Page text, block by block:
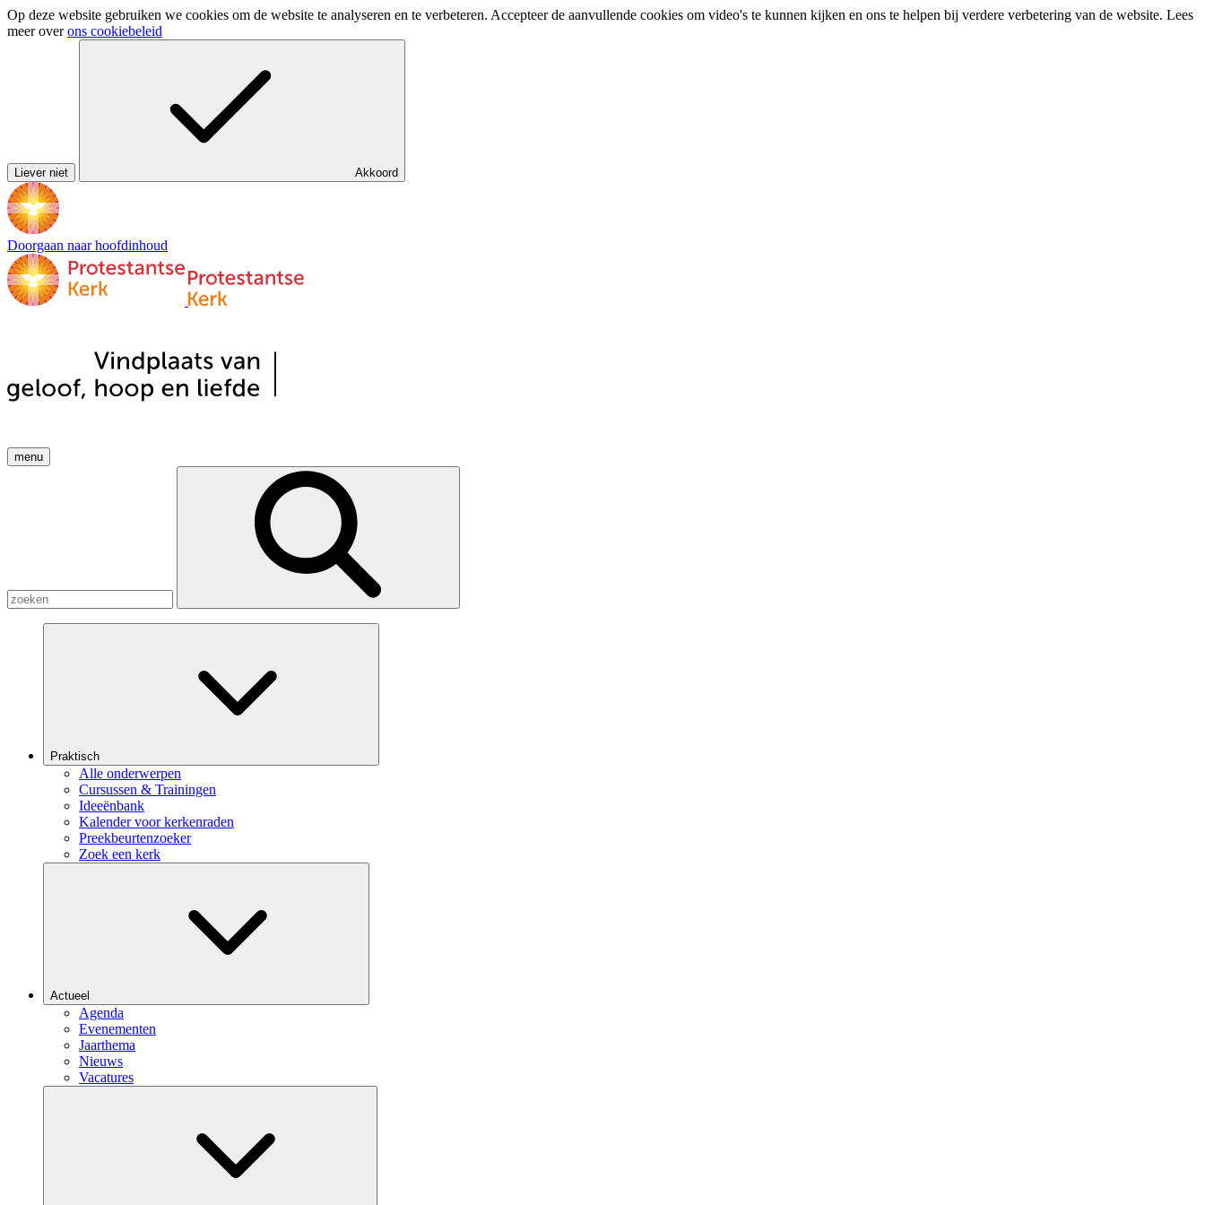
Op deze website gebruiken we cookies om de website te analyseren en te verbeteren. Accepteer de aanvullende cookies om video's te kunnen kijken en ons te helpen bij verdere verbetering van de website. Lees
meer overons cookiebeleid
Liever niet Akkoord
Doorgaan naar hoofdinhoud
menu
Praktisch
Alle onderwerpen
Cursussen & Trainingen
Ideeënbank
Kalender voor kerkenraden
Preekbeurtenzoeker
Zoek een kerk
Actueel
Agenda
Evenementen
Jaarthema
Nieuws
Vacatures